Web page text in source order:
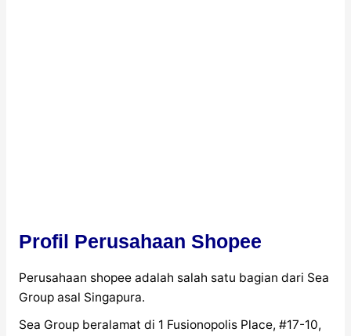
Profil Perusahaan Shopee
Perusahaan shopee adalah salah satu bagian dari Sea
Group asal Singapura.
Sea Group beralamat di 1 Fusionopolis Place, #17-10,